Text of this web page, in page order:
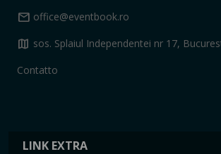
LINK EXTRA
mail office@eventbook.ro
map sos. Splaiul Independentei nr 17,
Contatto